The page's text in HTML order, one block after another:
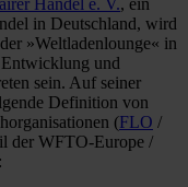
Handel e. V., ein
in Deutschland, wird
»Weltladenlounge« in
und
sein. Auf seiner
Definition von
(FLO /
der WFTO-Europe /